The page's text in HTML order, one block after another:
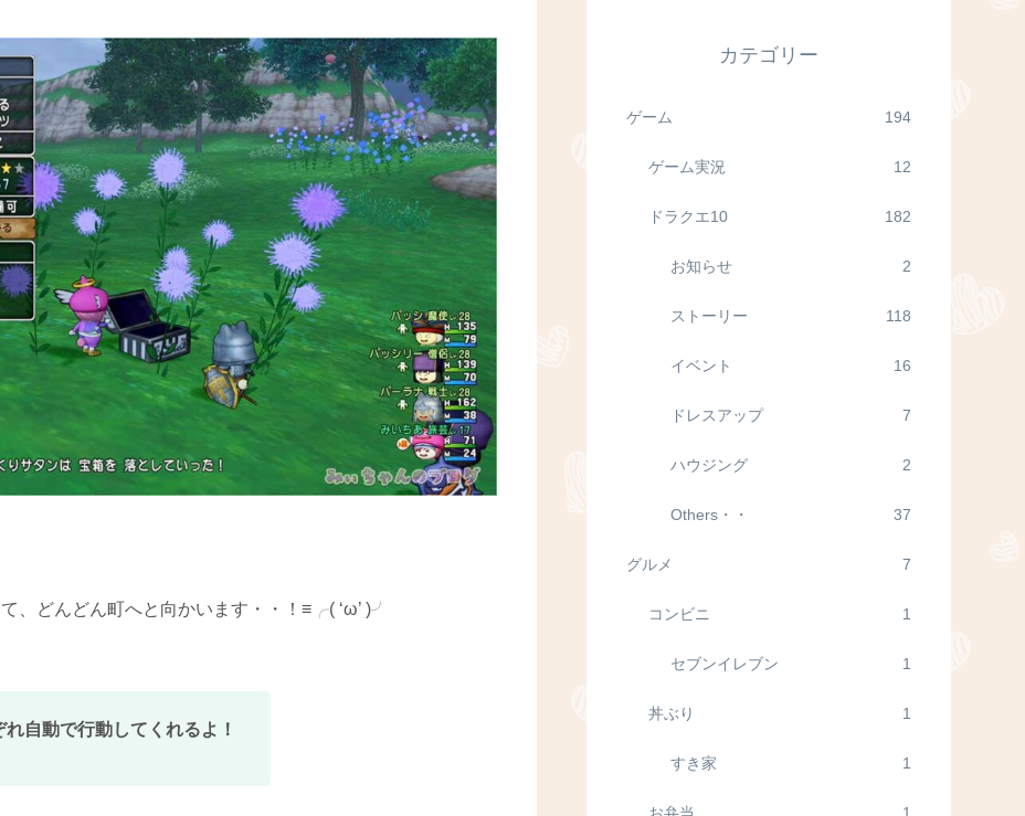
、どんどん町へと向かいます・・！≡╭( ‘ω’ )╯
自動で行動してくれるよ！
カテゴリー
ゲーム 194
ゲーム実況 12
ドラクエ10 182
お知らせ 2
ストーリー 118
イベント 16
ドレスアップ 7
ハウジング 2
Others・・ 37
グルメ 7
コンビニ 1
セブンイレブン 1
丼ぶり 1
すき家 1
お弁当 1